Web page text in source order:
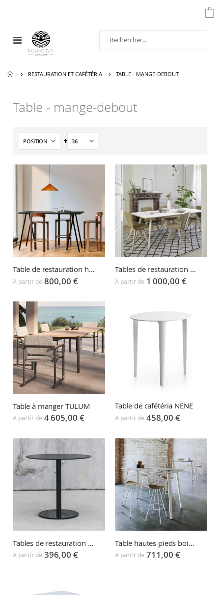
Affichage
navigation
RESTAURATION ET CAFÉTÉRIA TABLE - MANGE-DEBOUT
Table - mange-debout
Par
ordre
Table de restauration haute LOOP STAND
A partir de 800,00 €
Tables de restauration MOOD
A partir de 1 000,00 €
Table à manger TULUM
A partir de 4 605,00 €
Table de cafétéria NENE
A partir de 458,00 €
Tables de restauration collective PUNTO
A partir de 396,00 €
Table hautes pieds bois ou acier LTS System
A partir de 711,00 €